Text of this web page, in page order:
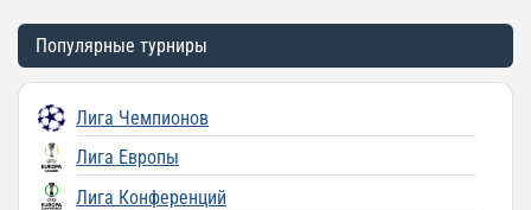
Популярные турниры
Лига Чемпионов
Лига Европы
Лига Конференций